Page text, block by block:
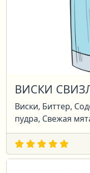
ВИСКИ
Виски, Биттер,
пудра, Свежая